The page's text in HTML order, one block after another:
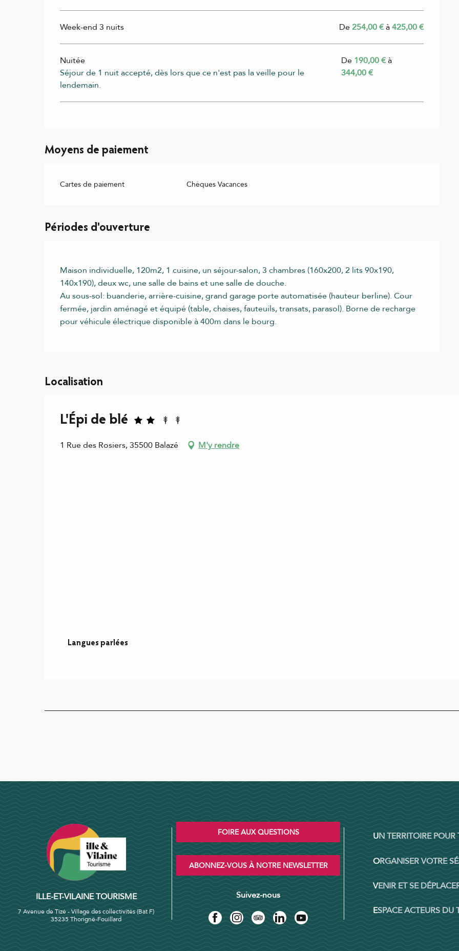
Week-end 3 nuits De254,00 €à425,00 €
Nuitée
Séjour de 1 nuit accepté, dès lors que ce n'est pas la veille pour le
lendemain.
De 190,00 €à
344,00 €
Moyens de paiement
Cartes de paiement Chèques Vacances
Périodes d'ouverture
Maison individuelle, 120m2, 1 cuisine, un séjour-salon, 3 chambres (160x200, 2 lits 90x190,
140x190), deux wc, une salle de bains et une salle de douche.
Au sous-sol: buanderie, arrière-cuisine, grand garage porte automatisée (hauteur berline). Cour
fermée, jardin aménagé et équipé (table, chaises, fauteuils, transats, parasol). Borne de recharge
pour véhicule électrique disponible à 400m dans le bourg.
Localisation
L'Épi de blé
1 Rue des Rosiers, 35500 Balazé M'y rendre
Langues parlées
Langues parlées
ILLE-ET-VILAINE TOURISME
7 Avenue de Tizé - Village des collectivités (Bat F)
35235 Thorigné-Fouillard
FOIRE AUX QUESTIONS
ABONNEZ-VOUS À NOTRE NEWSLETTER
Suivez-nous
UN TERRITOIRE
ORGANISER VOTRE
VENIR ET SE
ESPACE ACTEURS